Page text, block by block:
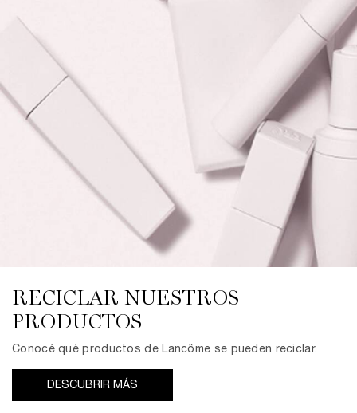
RECICLAR NUESTROS
PRODUCTOS
Conocé qué productos de Lancôme se pueden reciclar.
DESCUBRIR MÁS